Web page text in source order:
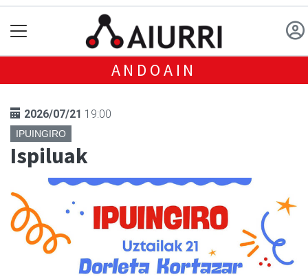
ANDOAIN
2026/07/21 19:00
IPUINGIRO
Ispiluak